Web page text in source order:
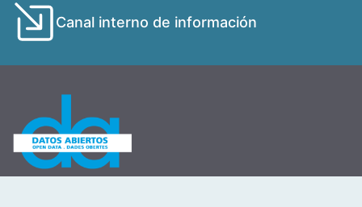
Canal interno de información